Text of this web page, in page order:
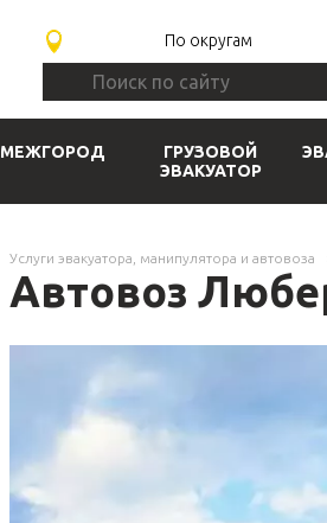
По округам
МЕЖГОРОД
ГРУЗОВОЙ
ЭВАКУАТОР
Услуги эвакуатора, манипулятора и автовоза
Автовоз